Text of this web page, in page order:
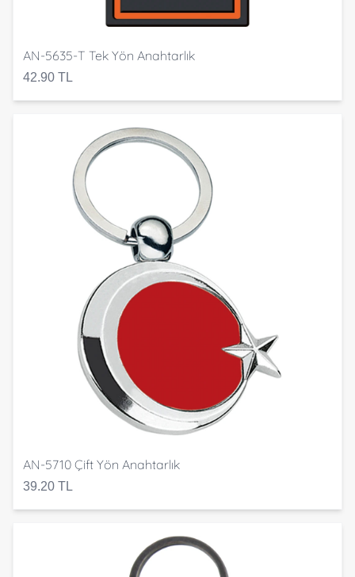
AN-5635-T Tek Yön Anahtarlık
42.90 TL
AN-5710 Çift Yön Anahtarlık
39.20 TL